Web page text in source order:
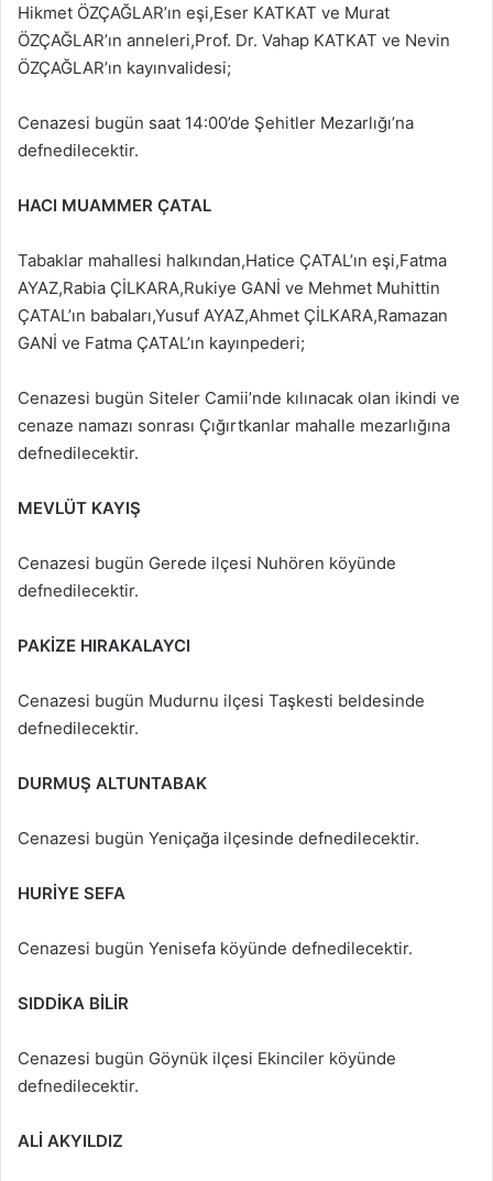
Hikmet ÖZÇAĞLAR’ın eşi,Eser KATKAT ve Murat
ÖZÇAĞLAR’ın anneleri,Prof. Dr. Vahap KATKAT ve Nevin
ÖZÇAĞLAR’ın kayınvalidesi;
Cenazesi bugün saat 14:00’de Şehitler Mezarlığı’na
defnedilecektir.
HACI MUAMMER ÇATAL
Tabaklar mahallesi halkından,Hatice ÇATAL’ın eşi,Fatma
AYAZ,Rabia ÇİLKARA,Rukiye GANİ ve Mehmet Muhittin
ÇATAL’ın babaları,Yusuf AYAZ,Ahmet ÇİLKARA,Ramazan
GANİ ve Fatma ÇATAL’ın kayınpederi;
Cenazesi bugün Siteler Camii’nde kılınacak olan ikindi ve
cenaze namazı sonrası Çığırtkanlar mahalle mezarlığına
defnedilecektir.
MEVLÜT KAYIŞ
Cenazesi bugün Gerede ilçesi Nuhören köyünde
defnedilecektir.
PAKİZE HIRAKALAYCI
Cenazesi bugün Mudurnu ilçesi Taşkesti beldesinde
defnedilecektir.
DURMUŞ ALTUNTABAK
Cenazesi bugün Yeniçağa ilçesinde defnedilecektir.
HURİYE SEFA
Cenazesi bugün Yenisefa köyünde defnedilecektir.
SIDDİKA BİLİR
Cenazesi bugün Göynük ilçesi Ekinciler köyünde
defnedilecektir.
ALİ AKYILDIZ